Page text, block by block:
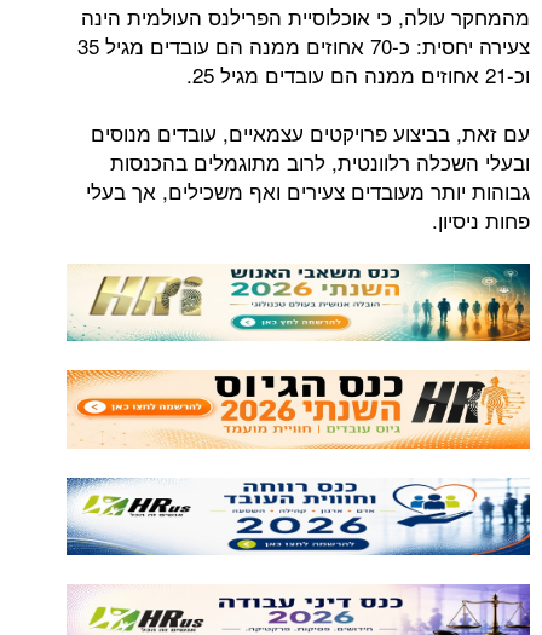
מהמחקר עולה, כי אוכלוסיית הפרילנס העולמית הינה
צעירה יחסית: כ-70 אחוזים ממנה הם עובדים מגיל 35
וכ-21 אחוזים ממנה הם עובדים מגיל 25.
עם זאת, בביצוע פרויקטים עצמאיים, עובדים מנוסים
ובעלי השכלה רלוונטית, לרוב מתוגמלים בהכנסות
גבוהות יותר מעובדים צעירים ואף משכילים, אך בעלי
פחות ניסיון.